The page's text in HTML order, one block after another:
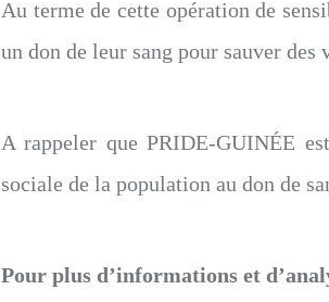
Au terme de cette opération de
un don de leur sang pour sauver
A rappeler que PRIDE-GUINÉE
sociale de la population au don de
Pour plus d’informations et